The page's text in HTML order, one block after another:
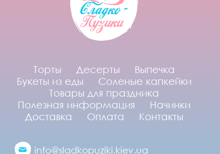
Торты Десерты
Выпечка
Букеты из еды
Соленые капкейки
Товары для праздника
Полезная информация
Начинки
Доставка
Оплата Контакты
info@sladkopuziki.kiev.ua